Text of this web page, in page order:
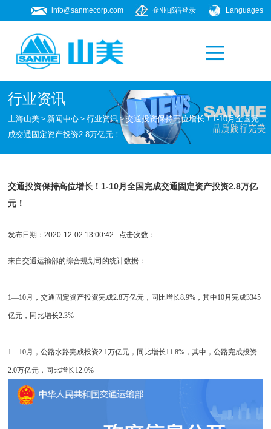
Languages
企业邮箱登录
info@sanmecorp.com
行业资讯
上海山美 > 新闻中心 >行业资讯 >交通投资保持高位增长！1-10月全国完
成交通固定资产投资2.8万亿元！
交通投资保持高位增长！1-10月全国完成交通固定资产投资2.8万亿
元！
发布日期：2020-12-02 13:00:42 点击次数：
来自交通运输部的综合规划司的统计数据：
1—10月，交通固定资产投资完成2.8万亿元，同比增长8.9%，其中10月完成3345
亿元，同比增长2.3%
1—10月，公路水路完成投资2.1万亿元，同比增长11.8%，其中，公路完成投资
2.0万亿元，同比增长12.0%